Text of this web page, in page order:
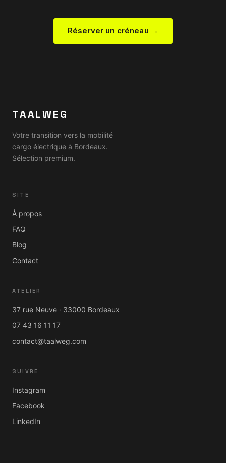
Réserver un créneau →
TAALWEG
Votre transition vers la mobilité
cargo électrique à Bordeaux.
Sélection premium.
SITE
À propos
FAQ
Blog
Contact
ATELIER
37 rue Neuve · 33000 Bordeaux
07 43 16 11 17
contact@taalweg.com
SUIVRE
Instagram
Facebook
LinkedIn